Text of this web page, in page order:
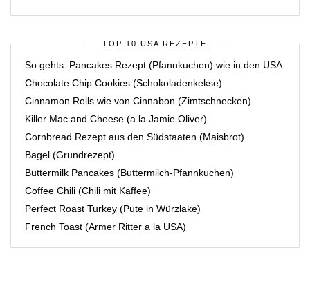
TOP 10 USA REZEPTE
So gehts: Pancakes Rezept (Pfannkuchen) wie in den USA
Chocolate Chip Cookies (Schokoladenkekse)
Cinnamon Rolls wie von Cinnabon (Zimtschnecken)
Killer Mac and Cheese (a la Jamie Oliver)
Cornbread Rezept aus den Südstaaten (Maisbrot)
Bagel (Grundrezept)
Buttermilk Pancakes (Buttermilch-Pfannkuchen)
Coffee Chili (Chili mit Kaffee)
Perfect Roast Turkey (Pute in Würzlake)
French Toast (Armer Ritter a la USA)